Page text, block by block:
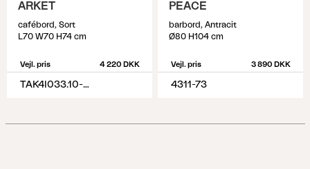
ARKET
cafébord, Sort
L70 W70 H74 cm
Vejl. pris 4 220 DKK
TAK4I033.10-10-H74
PEACE
barbord, Antracit
Ø80 H104 cm
Vejl. pris 3 890 DKK
4311-73